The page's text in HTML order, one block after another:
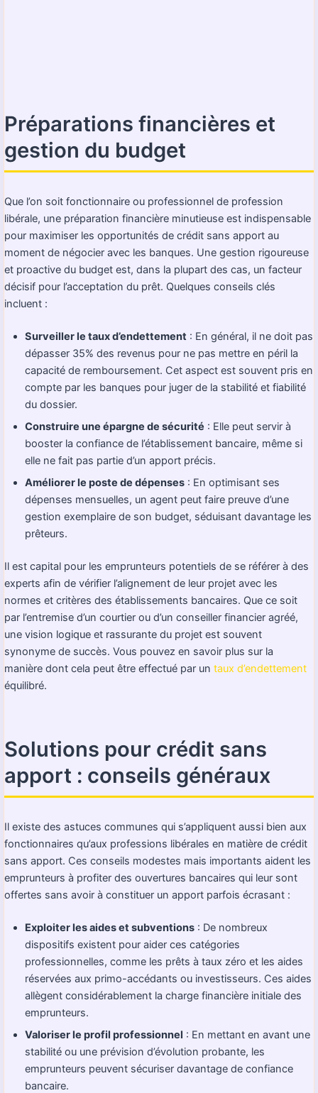
Préparations financières et
gestion du budget
Que l’on soit fonctionnaire ou professionnel de profession
libérale, une préparation financière minutieuse est indispensable
pour maximiser les opportunités de crédit sans apport au
moment de négocier avec les banques. Une gestion rigoureuse
et proactive du budget est, dans la plupart des cas, un facteur
décisif pour l’acceptation du prêt. Quelques conseils clés
incluent :
Surveiller le taux d’endettement : En général, il ne doit pas
dépasser 35% des revenus pour ne pas mettre en péril la
capacité de remboursement. Cet aspect est souvent pris en
compte par les banques pour juger de la stabilité et fiabilité
du dossier.
Construire une épargne de sécurité : Elle peut servir à
booster la confiance de l’établissement bancaire, même si
elle ne fait pas partie d’un apport précis.
Améliorer le poste de dépenses : En optimisant ses
dépenses mensuelles, un agent peut faire preuve d’une
gestion exemplaire de son budget, séduisant davantage les
prêteurs.
Il est capital pour les emprunteurs potentiels de se référer à des
experts afin de vérifier l’alignement de leur projet avec les
normes et critères des établissements bancaires. Que ce soit
par l’entremise d’un courtier ou d’un conseiller financier agréé,
une vision logique et rassurante du projet est souvent
synonyme de succès. Vous pouvez en savoir plus sur la
manière dont cela peut être effectué par un taux d’endettement
équilibré.
Solutions pour crédit sans
apport : conseils généraux
Il existe des astuces communes qui s’appliquent aussi bien aux
fonctionnaires qu’aux professions libérales en matière de crédit
sans apport. Ces conseils modestes mais importants aident les
emprunteurs à profiter des ouvertures bancaires qui leur sont
offertes sans avoir à constituer un apport parfois écrasant :
Exploiter les aides et subventions : De nombreux
dispositifs existent pour aider ces catégories
professionnelles, comme les prêts à taux zéro et les aides
réservées aux primo-accédants ou investisseurs. Ces aides
allègent considérablement la charge financière initiale des
emprunteurs.
Valoriser le profil professionnel : En mettant en avant une
stabilité ou une prévision d’évolution probante, les
emprunteurs peuvent sécuriser davantage de confiance
bancaire.